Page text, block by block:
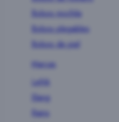
Bolsos mochila
Bolsos plegables
Bolsos de piel
Marcas
Lefrik
Slang
Rains